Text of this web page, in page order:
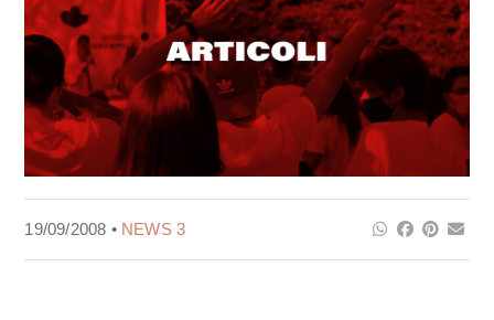
19/09/2008 • NEWS 3